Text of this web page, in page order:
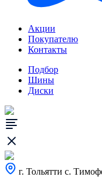
Акции
Покупателю
Контакты
Подбор
Шины
Диски
г. Тольятти с.